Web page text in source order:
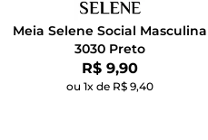
Meia Selene Social Masculina
3030 Preto
Por:
R$ 9,90
ou 1x de R$ 9,40